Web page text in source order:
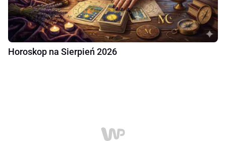
Horoskop na Sierpień 2026